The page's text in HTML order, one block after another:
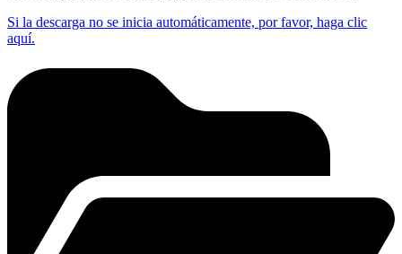
Si la descarga no se inicia automáticamente, por favor, haga clic
aquí.